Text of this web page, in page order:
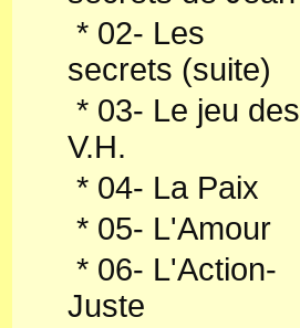
* 02- Les
secrets (suite)
* 03- Le jeu des
V.H.
* 04- La Paix
* 05- L'Amour
* 06- L'Action-
Juste